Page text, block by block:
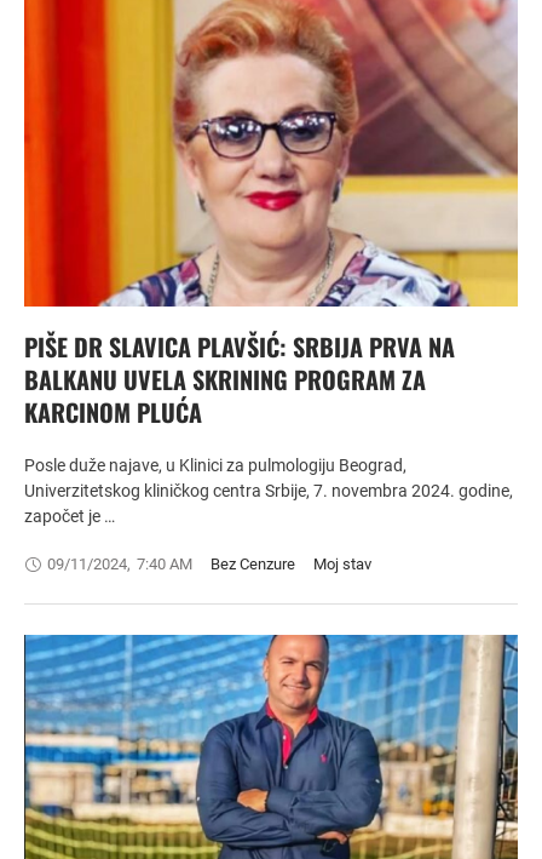
PIŠE DR SLAVICA PLAVŠIĆ: SRBIJA PRVA NA
BALKANU UVELA SKRINING PROGRAM ZA
KARCINOM PLUĆA
Posle duže najave, u Klinici za pulmologiju Beograd,
Univerzitetskog kliničkog centra Srbije, 7. novembra 2024. godine,
započet je …
09/11/2024, 7:40 AM Bez Cenzure Moj stav